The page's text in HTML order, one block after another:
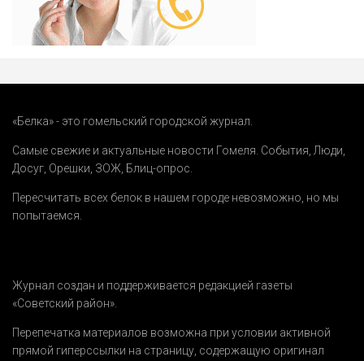
«Белка» - это гомельский городской журнал.
Самые свежие и актуальные новости Гомеля. События,Люди,
Досуг, Орешки, ЗОЖ, Блиц-опрос.
Пересчитать всех белок в нашем городе невозможно, но мы
попытаемся.
Журнал создан и поддерживается редакцией газеты
«Советский район».
Перепечатка материалов возможна при условии активной
прямой гиперссылки на страницу, содержащую оригинал